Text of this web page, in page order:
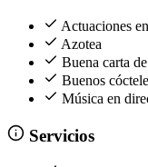
Actuaciones
Azotea
Buena carta
Buenos
Música en
Servicios